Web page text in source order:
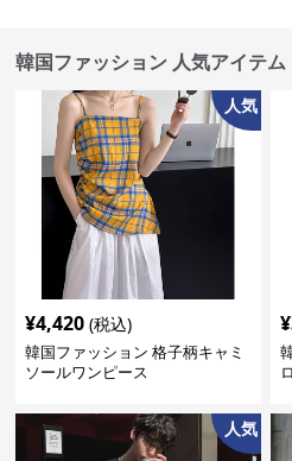
韓国ファッション 人気アイテム
人気
¥4,420 (税込)
韓国ファッション 格子柄キャミ
ソールワンピース
¥
人気